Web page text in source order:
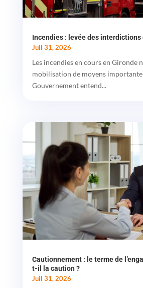
Incendies : levée des
Juil 31, 2026
Les incendies en cours en Gironde
mobilisation de moyens
Gouvernement entend...
Cautionnement : le terme de
t-il la caution ?
Juil 31, 2026